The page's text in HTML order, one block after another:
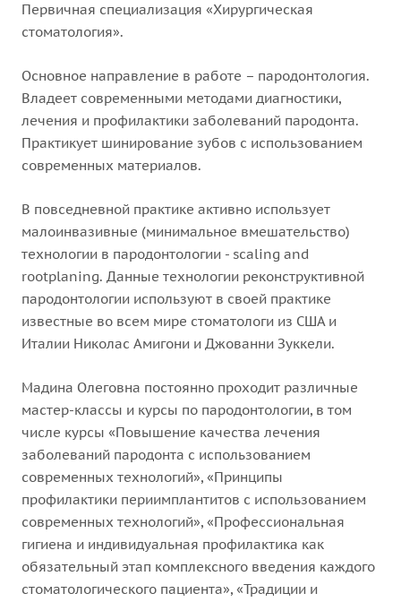
Первичная специализация «Хирургическая
стоматология».
Основное направление в работе – пародонтология.
Владеет современными методами диагностики,
лечения и профилактики заболеваний пародонта.
Практикует шинирование зубов с использованием
современных материалов.
В повседневной практике активно использует
малоинвазивные (минимальное вмешательство)
технологии в пародонтологии - scaling and
rootplaning. Данные технологии реконструктивной
пародонтологии используют в своей практике
известные во всем мире стоматологи из США и
Италии Николас Амигони и Джованни Зуккели.
Мадина Олеговна постоянно проходит различные
мастер-классы и курсы по пародонтологии, в том
числе курсы «Повышение качества лечения
заболеваний пародонта с использованием
современных технологий», «Принципы
профилактики периимплантитов с использованием
современных технологий», «Профессиональная
гигиена и индивидуальная профилактика как
обязательный этап комплексного введения каждого
стоматологического пациента», «Традиции и